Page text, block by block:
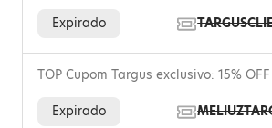
Expirado
TOP Cupom Targus exclusivo: 15%
Expirado